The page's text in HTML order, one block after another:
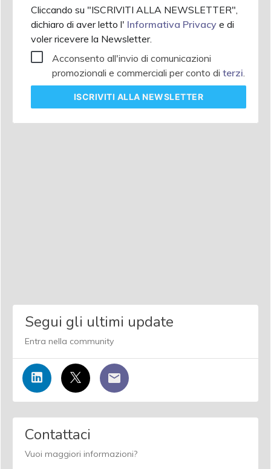
Cliccando su "ISCRIVITI ALLA NEWSLETTER",
dichiaro di aver letto l' Informativa Privacy e di
voler ricevere la Newsletter.
Acconsento all'invio di comunicazioni
promozionali e commerciali per conto di terzi
ISCRIVITI ALLA NEWSLETTER
Segui gli ultimi update
Entra nella community
Contattaci
Vuoi maggiori informazioni?